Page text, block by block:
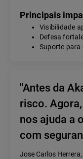
"Antes da
risco.
nos ajuda a
com
Jose Carlos Herrera,
Principais
Visibilidade
Defesa
Suporte para